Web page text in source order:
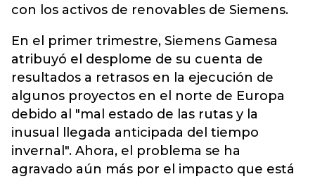
con los activos de renovables de Siemens.
En el primer trimestre, Siemens Gamesa
atribuyó el desplome de su cuenta de
resultados a retrasos en la ejecución de
algunos proyectos en el norte de Europa
debido al "mal estado de las rutas y la
inusual llegada anticipada del tiempo
invernal". Ahora, el problema se ha
agravado aún más por el impacto que está